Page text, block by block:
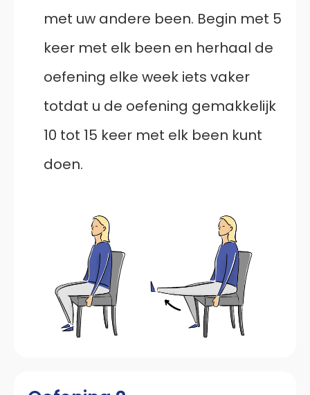
met uw andere been. Begin met 5
keer met elk been en herhaal de
oefening elke week iets vaker
totdat u de oefening gemakkelijk
10 tot 15 keer met elk been kunt
doen.